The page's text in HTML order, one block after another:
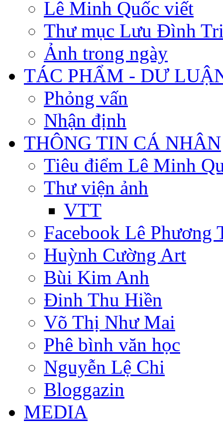
Lê Minh Quốc viết
Thư mục Lưu Đình
Ảnh trong ngày
TÁC PHẨM - DƯ
Phỏng vấn
Nhận định
THÔNG TIN CÁ NHÂN
Tiêu điểm Lê Minh
Thư viện ảnh
VTT
Facebook Lê Phương
Huỳnh Cường Art
Bùi Kim Anh
Đinh Thu Hiền
Võ Thị Như Mai
Phê bình văn học
Nguyễn Lệ Chi
Bloggazin
MEDIA